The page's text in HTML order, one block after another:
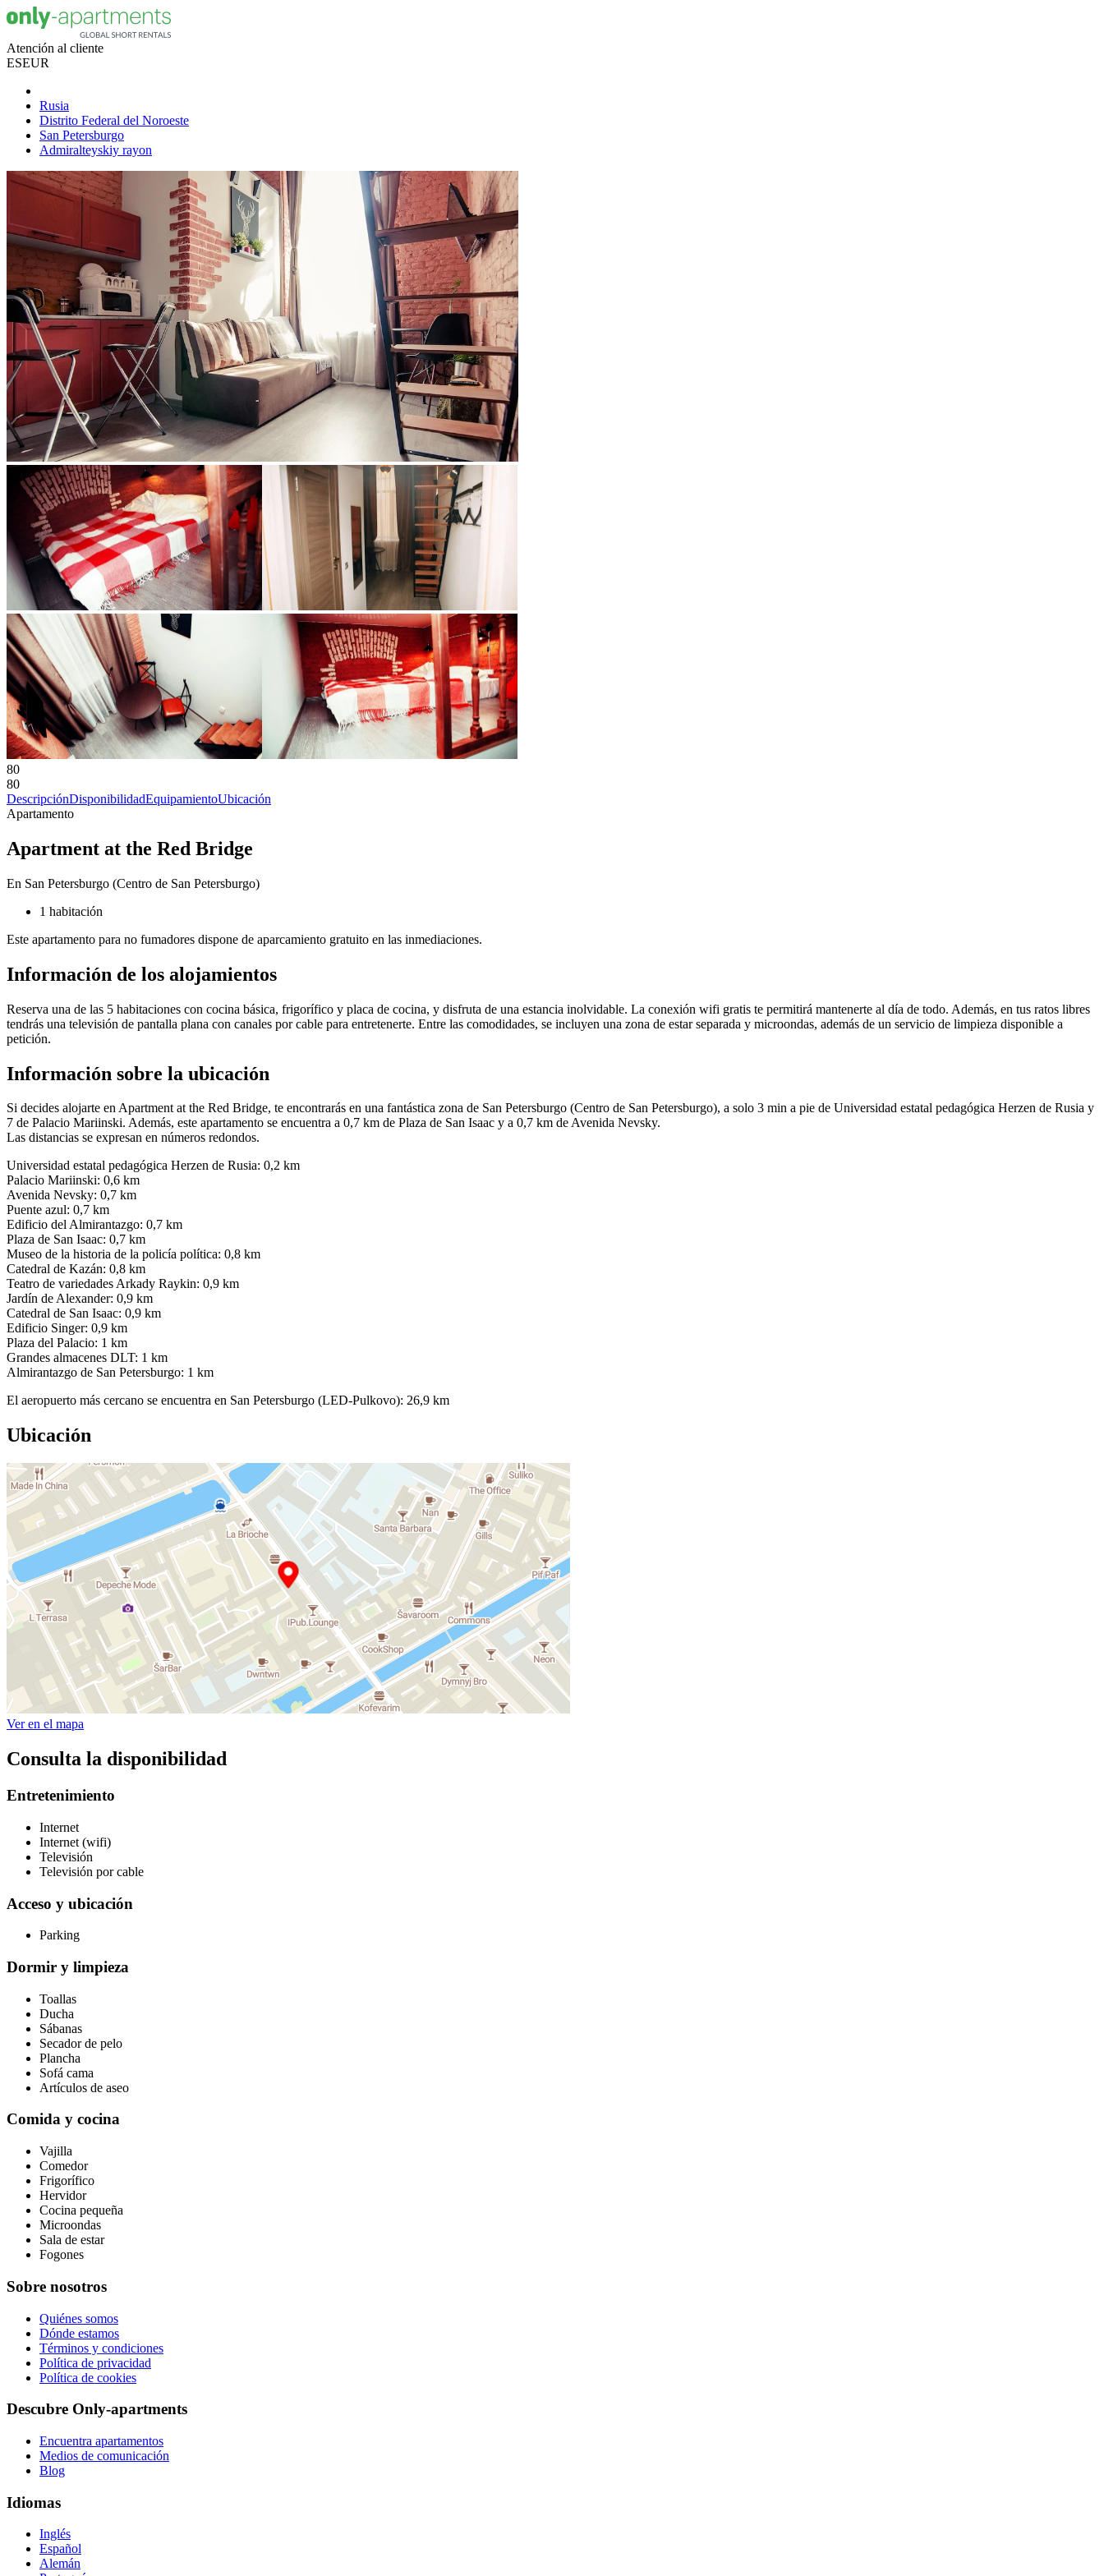
Atención al cliente
ESEUR
Rusia
Distrito Federal del Noroeste
San Petersburgo
Admiralteyskiy rayon
80
80
DescripciónDisponibilidadEquipamientoUbicación
Apartamento
Apartment at the Red Bridge
En San Petersburgo (Centro de San Petersburgo)
1 habitación
Este apartamento para no fumadores dispone de aparcamiento gratuito en las inmediaciones.
Información de los alojamientos
Reserva una de las 5 habitaciones con cocina básica, frigorífico y placa de cocina, y disfruta de una estancia inolvidable. La conexión wifi gratis te permitirá mantenerte al día de todo. Además, en tus ratos libres
tendrás una televisión de pantalla plana con canales por cable para entretenerte. Entre las comodidades, se incluyen una zona de estar separada y microondas, además de un servicio de limpieza disponible a
petición.
Información sobre la ubicación
Si decides alojarte en Apartment at the Red Bridge, te encontrarás en una fantástica zona de San Petersburgo (Centro de San Petersburgo), a solo 3 min a pie de Universidad estatal pedagógica Herzen de Rusia y
7 de Palacio Mariinski. Además, este apartamento se encuentra a 0,7 km de Plaza de San Isaac y a 0,7 km de Avenida Nevsky.
Las distancias se expresan en números redondos.
Universidad estatal pedagógica Herzen de Rusia: 0,2 km
Palacio Mariinski: 0,6 km
Avenida Nevsky: 0,7 km
Puente azul: 0,7 km
Edificio del Almirantazgo: 0,7 km
Plaza de San Isaac: 0,7 km
Museo de la historia de la policía política: 0,8 km
Catedral de Kazán: 0,8 km
Teatro de variedades Arkady Raykin: 0,9 km
Jardín de Alexander: 0,9 km
Catedral de San Isaac: 0,9 km
Edificio Singer: 0,9 km
Plaza del Palacio: 1 km
Grandes almacenes DLT: 1 km
Almirantazgo de San Petersburgo: 1 km
El aeropuerto más cercano se encuentra en San Petersburgo (LED-Pulkovo): 26,9 km
Ubicación
Ver en el mapa
Consulta la disponibilidad
Entretenimiento
Internet
Internet (wifi)
Televisión
Televisión por cable
Acceso y ubicación
Parking
Dormir y limpieza
Toallas
Ducha
Sábanas
Secador de pelo
Plancha
Sofá cama
Artículos de aseo
Comida y cocina
Vajilla
Comedor
Frigorífico
Hervidor
Cocina pequeña
Microondas
Sala de estar
Fogones
Sobre nosotros
Quiénes somos
Dónde estamos
Términos y condiciones
Política de privacidad
Política de cookies
Descubre Only-apartments
Encuentra apartamentos
Medios de comunicación
Blog
Idiomas
Inglés
Español
Alemán